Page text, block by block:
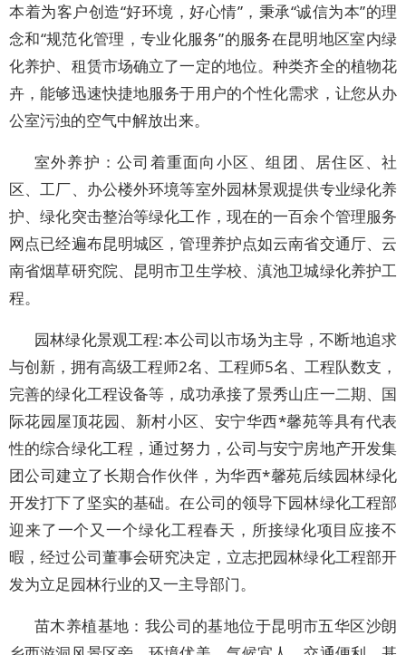
本着为客户创造“好环境，好心情”，秉承“诚信为本”的理
念和“规范化管理，专业化服务”的服务在昆明地区室内绿
化养护、租赁市场确立了一定的地位。种类齐全的植物花
卉，能够迅速快捷地服务于用户的个性化需求，让您从办
公室污浊的空气中解放出来。
室外养护：公司着重面向小区、组团、居住区、社
区、工厂、办公楼外环境等室外园林景观提供专业绿化养
护、绿化突击整治等绿化工作，现在的一百余个管理服务
网点已经遍布昆明城区，管理养护点如云南省交通厅、云
南省烟草研究院、昆明市卫生学校、滇池卫城绿化养护工
程。
园林绿化景观工程:本公司以市场为主导，不断地追求
与创新，拥有高级工程师2名、工程师5名、工程队数支，
完善的绿化工程设备等，成功承接了景秀山庄一二期、国
际花园屋顶花园、新村小区、安宁华西*馨苑等具有代表
性的综合绿化工程，通过努力，公司与安宁房地产开发集
团公司建立了长期合作伙伴，为华西*馨苑后续园林绿化
开发打下了坚实的基础。在公司的领导下园林绿化工程部
迎来了一个又一个绿化工程春天，所接绿化项目应接不
暇，经过公司董事会研究决定，立志把园林绿化工程部开
发为立足园林行业的又一主导部门。
苗木养植基地：我公司的基地位于昆明市五华区沙朗